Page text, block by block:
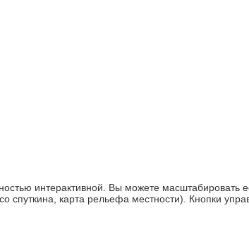
интерактивной. Вы можете масштабировать
карта рельефа местности). Кнопки